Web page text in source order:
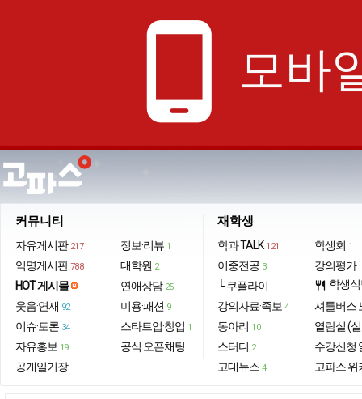
phone_android 모바
커뮤니티
자유게시판 217
익명게시판 788
HOT 게시물
웃음·연재 92
이슈·토론 34
자유홍보 19
공개일기장
정보·리뷰 1
대학원 2
연애상담 25
미용·패션 9
스타트업·창업 1
공식 오픈채팅
재학생
학과 TALK 121
이중전공 3
└ 쿠플라이
강의자료·족보 4
동아리 10
스터디 2
고대뉴스 4
학생회 1
강의평가
restaurant 학생
셔틀버스
열람실 (
수강신청
고파스 위